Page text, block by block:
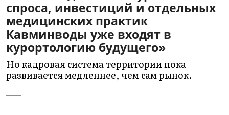
спроса, инвестиций и отдельных
медицинских практик
Кавминводы уже входят в
курортологию будущего»
Но кадровая система территории пока
развивается медленнее, чем сам рынок.